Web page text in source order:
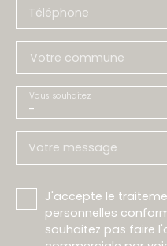
Téléphone
Votre commune
-
Vous souhaitez
Votre message
J'accepte le
personnelles
souhaitez pas faire